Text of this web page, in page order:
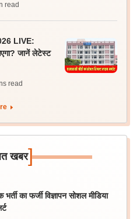
read
LIVE:
जानें लेटेस्ट
read
खबर]
का फर्जी विज्ञापन सोशल मीडिया